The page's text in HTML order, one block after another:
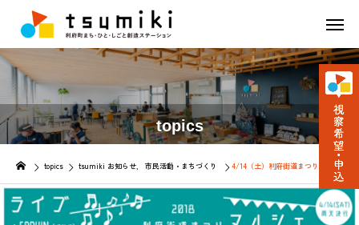
topics
topics tsumiki お知らせ 市民活動・まちづくり 4/14（土）利府街道まつり「前夜祭